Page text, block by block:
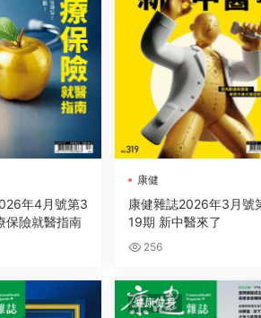
年4月號第3
保險就醫指南
康健
康健雜誌2026年3月號
19期 新中醫來了
256
健康健身